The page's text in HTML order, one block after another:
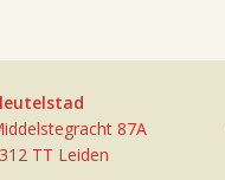
87A
TT Leiden